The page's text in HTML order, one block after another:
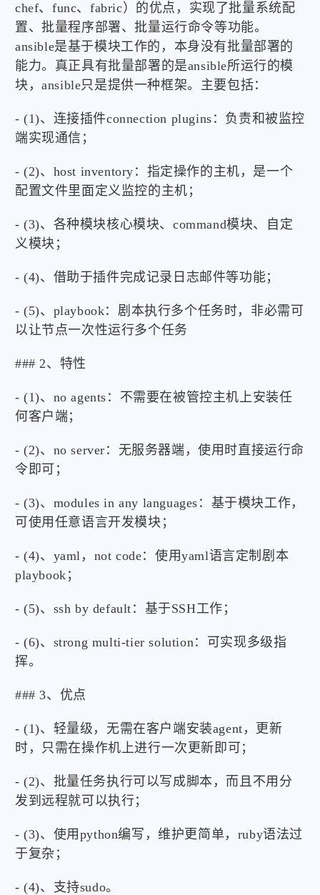
chef、func、fabric）的优点，实现了批量系统配
置、批量程序部署、批量运行命令等功能。
ansible是基于模块工作的，本身没有批量部署的
能力。真正具有批量部署的是ansible所运行的模
块，ansible只是提供一种框架。主要包括：
- (1)、连接插件connection plugins：负责和被监控
端实现通信；
- (2)、host inventory：指定操作的主机，是一个
配置文件里面定义监控的主机；
- (3)、各种模块核心模块、command模块、自定
义模块；
- (4)、借助于插件完成记录日志邮件等功能；
- (5)、playbook：剧本执行多个任务时，非必需可
以让节点一次性运行多个任务
### 2、特性
- (1)、no agents：不需要在被管控主机上安装任
何客户端；
- (2)、no server：无服务器端，使用时直接运行命
令即可；
- (3)、modules in any languages：基于模块工作，
可使用任意语言开发模块；
- (4)、yaml，not code：使用yaml语言定制剧本
playbook；
- (5)、ssh by default：基于SSH工作；
- (6)、strong multi-tier solution：可实现多级指
挥。
### 3、优点
- (1)、轻量级，无需在客户端安装agent，更新
时，只需在操作机上进行一次更新即可；
- (2)、批量任务执行可以写成脚本，而且不用分
发到远程就可以执行；
- (3)、使用python编写，维护更简单，ruby语法过
于复杂；
- (4)、支持sudo。